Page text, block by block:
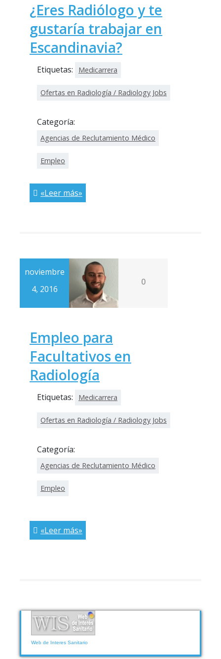
¿Eres Radiólogo y te
gustaría trabajar en
Escandinavia?
Etiquetas: Medicarrera
Ofertas en Radiología / Radiology Jobs
Categoría:
Agencias de Reclutamiento Médico
Empleo
«Leer más»
noviembre
4, 2016
0
Empleo para
Facultativos en
Radiología
Etiquetas: Medicarrera
Ofertas en Radiología / Radiology Jobs
Categoría:
Agencias de Reclutamiento Médico
Empleo
«Leer más»
Web de Interes Sanitario